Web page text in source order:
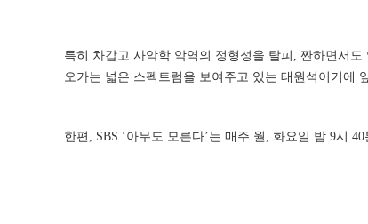
특히 차갑고 사악학 악역의 정형성을 탈피, 짠하면서
오가는 넓은 스펙트럼을 보여주고 있는 태원석이기에
한편, SBS ‘아무도 모른다’는 매주 월, 화요일 밤 9시